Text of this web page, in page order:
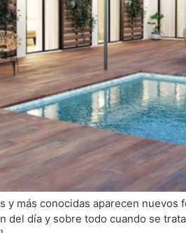
más conocidas aparecen nuevos
del día y sobre todo cuando se